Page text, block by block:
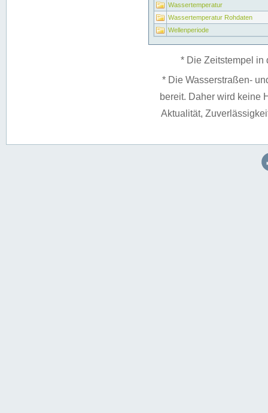
Wassertemperatur
Wassertemperatur Rohdaten
Wellenperiode
* Die Zeitstempel in
* Die Wasserstraßen-
bereit. Daher wird keine
Aktualität,